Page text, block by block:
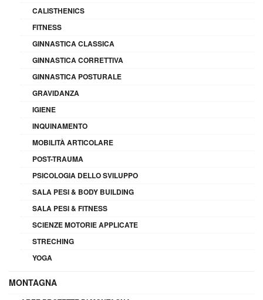
CALISTHENICS
FITNESS
GINNASTICA CLASSICA
GINNASTICA CORRETTIVA
GINNASTICA POSTURALE
GRAVIDANZA
IGIENE
INQUINAMENTO
MOBILITÀ ARTICOLARE
POST-TRAUMA
PSICOLOGIA DELLO SVILUPPO
SALA PESI & BODY BUILDING
SALA PESI & FITNESS
SCIENZE MOTORIE APPLICATE
STRECHING
YOGA
MONTAGNA